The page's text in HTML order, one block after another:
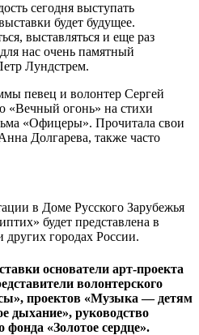
сегодня выступать
будет будущее.
выставляться и еще раз
нас очень памятный
Лундстрем.
певец и волонтер Сергей
«Вечный огонь» на стихи
«Офицеры». Прочитала свои
Долгарева, также часто
в Доме Русского Зарубежья
будет представлена в
городах России.
основатели арт-проекта
волонтерского
проектов «Музыка — детям
дыхание», руководство
фонда «Золотое сердце».